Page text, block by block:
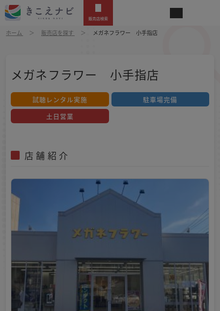
販売店検索
ホーム 販売店を探す メガネフラワー 小手指店
メガネフラワー 小手指店
試聴レンタル実施
駐車場完備
土日営業
店舗紹介